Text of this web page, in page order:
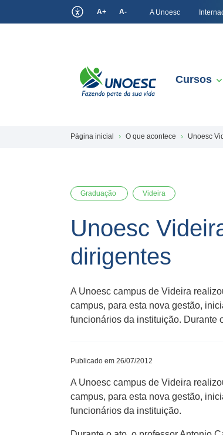
A+ A- A Unoesc
Cursos
Página inicial O que acontece Unoesc
Graduação Videira
Unoesc
dirigentes
A Unoesc campus de Videira
campus, para esta nova gestão,
funcionários da instituição. Durante
Publicado em 26/07/2012
A Unoesc campus de Videira
campus, para esta nova gestão,
funcionários da instituição.